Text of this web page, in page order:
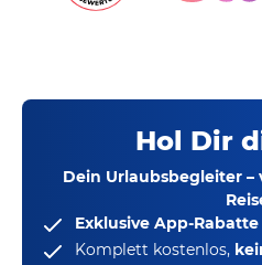
Hol Dir
Dein Urlaubsbegleiter
Exklusive App-Rabatte
Komplett kostenlos,